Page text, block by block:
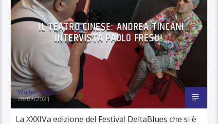
IL TEATRO CINESE: ANDREA TINCANI
INTERVISTA PAOLO FRESU!
Walter Sigolo
28/07/2021
La XXXIVa edizione del Festival DeltaBlues che si è